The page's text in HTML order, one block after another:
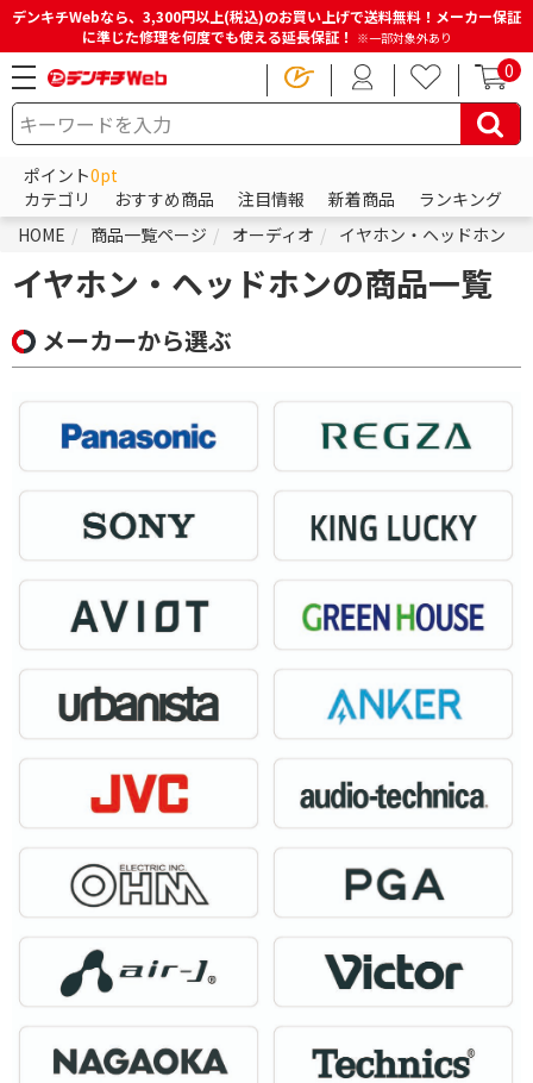
デンキチWebなら、3,300円以上(税込)のお買い上げで送料無料！メーカー保証
に準じた修理を何度でも使える延長保証！ ※一部対象外あり
0
ポイント0pt
カテゴリ
おすすめ商品 注目情報 新着商品
ランキング
HOME
商品一覧ページ オーディオ イヤホン・ヘッドホン
イヤホン・ヘッドホンの商品一覧
メーカーから選ぶ